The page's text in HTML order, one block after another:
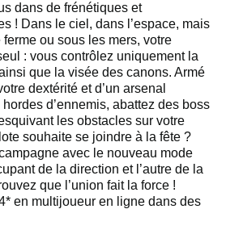
dans de frénétiques et
! Dans le ciel, dans l’espace, mais
ou sous les mers, votre
: vous contrôlez uniquement la
que la visée des canons. Armé
dextérité et d’un arsenal
d’ennemis, abattez des boss
les obstacles sur votre
souhaite se joindre à la fête ?
avec le nouveau mode
de la direction et l’autre de la
que l’union fait la force !
en multijoueur en ligne dans des